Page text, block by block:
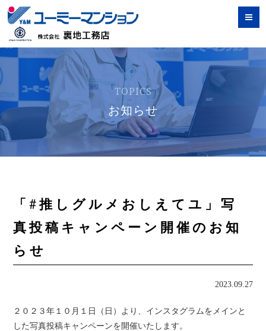
TOPICS
お知らせ
「#推しグルメおしえてユ」写
真投稿キャンペーン開催のお知
らせ
2023.09.27
２０２３年１０月１日（日）より、インスタグラムをメインと
した写真投稿キャンペーンを開催いたします。